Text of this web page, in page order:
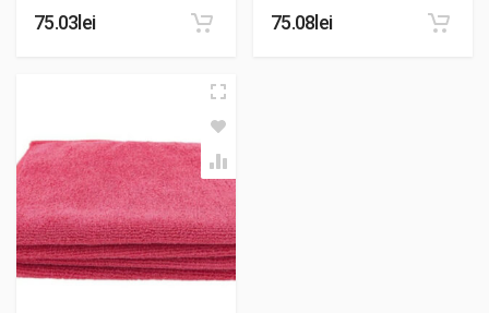
75.03 lei 75.08 lei